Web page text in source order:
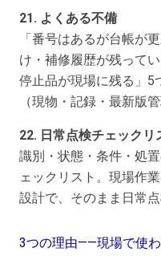
21. よくある不備
「番号はあるが台帳が
け・補修履歴が残って
停止品が現場に残る」5
（現物・記録・最新版
22. 日常点検チェックリ
識別・状態・条件・処
ェックリスト。現場作
設計で、そのまま日常点
3つの理由——現場で使